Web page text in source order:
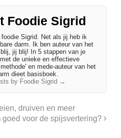
Foodie Sigrid
foodie Sigrid. Net als jij heb ik
darm. Ik ben auteur van het
jij blij! In 5 stappen van je
de unieke en effectieve
en mede-auteur van het
dieet basisboek.
by Foodie Sigrid →
druiven en meer
goed voor de spijsvertering?